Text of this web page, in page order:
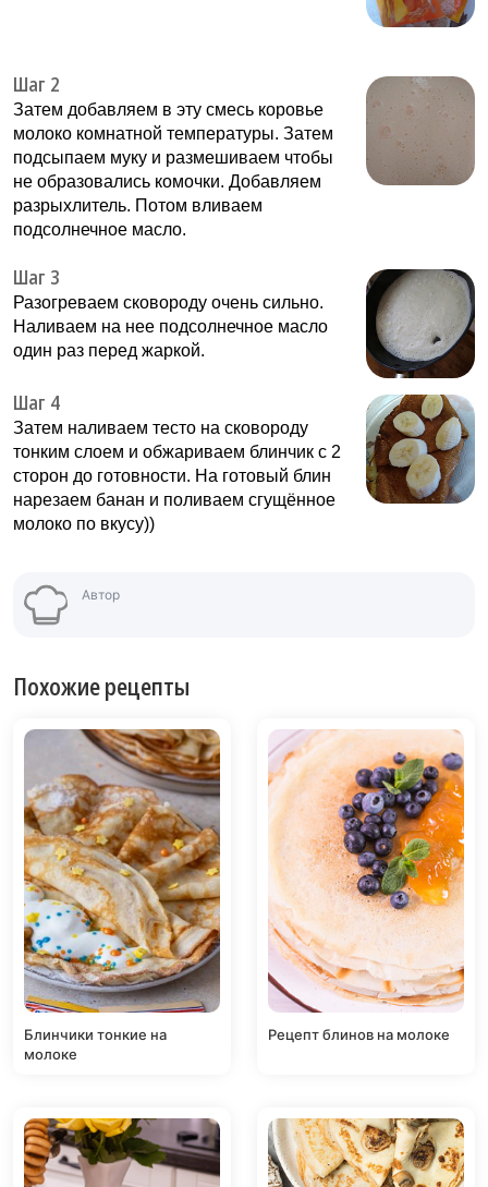
Шаг 2
Затем добавляем в эту смесь коровье
молоко комнатной температуры. Затем
подсыпаем муку и размешиваем чтобы
не образовались комочки. Добавляем
разрыхлитель. Потом вливаем
подсолнечное масло.
Шаг 3
Разогреваем сковороду очень сильно.
Наливаем на нее подсолнечное масло
один раз перед жаркой.
Шаг 4
Затем наливаем тесто на сковороду
тонким слоем и обжариваем блинчик с 2
сторон до готовности. На готовый блин
нарезаем банан и поливаем сгущённое
молоко по вкусу))
Автор
Похожие рецепты
Блинчики тонкие на
молоке
Рецепт блинов на молоке